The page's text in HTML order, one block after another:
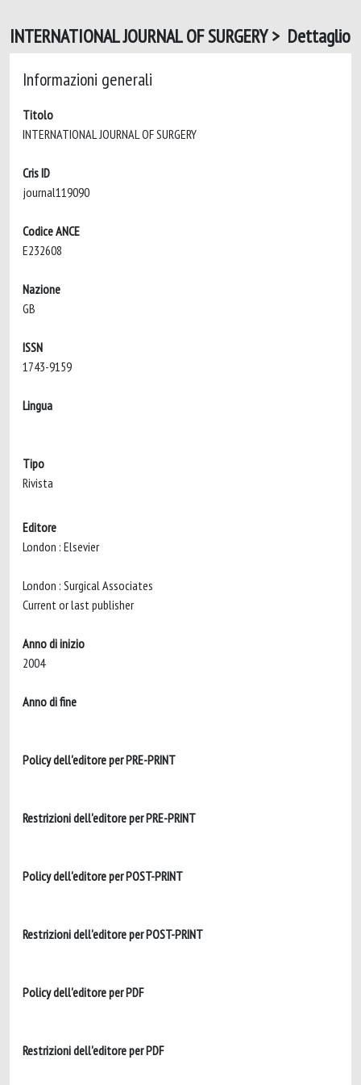
INTERNATIONAL JOURNAL OF SURGERY > Dettaglio
Informazioni generali
Titolo
Cris ID
Codice ANCE
Nazione
ISSN
Lingua
Tipo
Rivista
Editore
London : Elsevier
London : Surgical Associates
Anno di inizio
Anno di fine
Policy dell'editore per PRE-PRINT
Restrizioni dell'editore per PRE-PRINT
Policy dell'editore per POST-PRINT
Restrizioni dell'editore per POST-PRINT
Policy dell'editore per PDF
Restrizioni dell'editore per PDF